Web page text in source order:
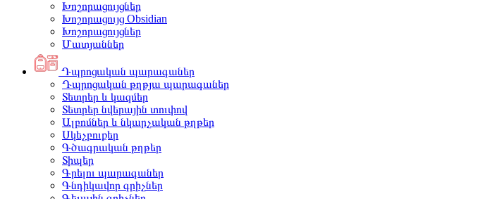
Խոշորացույցներ
Խոշորացույց Obsidian
Խոշորացույցներ
Մատյաններ
Դպրոցական պարագաներ
Դպրոցական թղթյա պարագաներ
Տետրեր և կազմեր
Տետրեր նվերային տուփով
Ալբոմներ և նկարչական թղթեր
Սկեչբուքեր
Գծագրական թղթեր
Տիպեր
Գրելու պարագաներ
Գնդիկավոր գրիչներ